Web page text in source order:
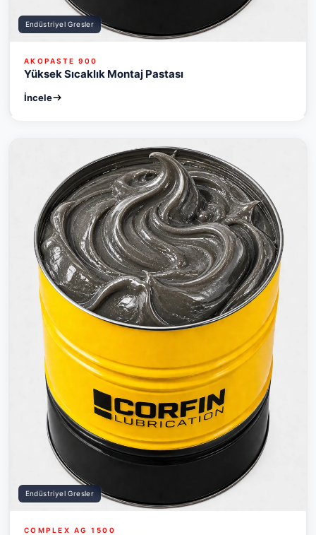
Endüstriyel Gresler
AKOPASTE 900
Yüksek Sıcaklık Montaj Pastası
İncele
Endüstriyel Gresler
COMPLEX AG 1500